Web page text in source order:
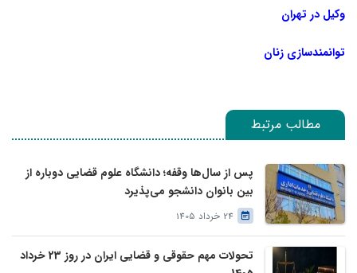
وکیل در تهران
توانمندسازی زنان
مطالب مرتبط
پس از سال‌ها وقفه؛ دانشگاه علوم قضایی دوباره از
بین بانوان دانشجو می‌پذیرد
24 خرداد 1405
تحولات مهم حقوقی و قضایی ایران در روز 23 خرداد